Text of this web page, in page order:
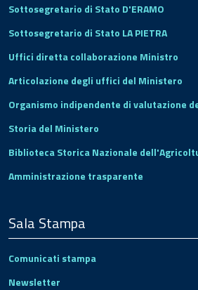
Sottosegretario di Stato D'ERAMO
Sottosegretario di Stato LA PIETRA
Uffici diretta collaborazione Ministro
Articolazione degli uffici del Ministero
Organismo indipendente di valutazione
Storia del Ministero
Biblioteca Storica Nazionale
Amministrazione trasparente
Sala Stampa
Comunicati stampa
Newsletter